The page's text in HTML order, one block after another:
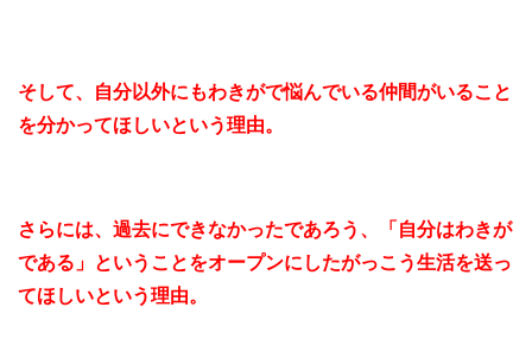
そして、自分以外にもわきがで悩んでいる仲間がいること
を分かってほしいという理由。
さらには、過去にできなかったであろう、「自分はわきが
である」ということをオープンにしたがっこう生活を送っ
てほしいという理由。